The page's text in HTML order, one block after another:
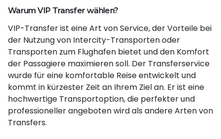
Warum VIP Transfer wählen?
VIP-Transfer ist eine Art von Service, der Vorteile bei
der Nutzung von Intercity-Transporten oder
Transporten zum Flughafen bietet und den Komfort
der Passagiere maximieren soll. Der Transferservice
wurde für eine komfortable Reise entwickelt und
kommt in kürzester Zeit an Ihrem Ziel an. Er ist eine
hochwertige Transportoption, die perfekter und
professioneller angeboten wird als andere Arten von
Transfers.